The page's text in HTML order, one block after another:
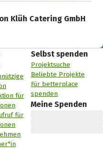
Klüh Catering GmbH
für
für
Selbst spenden
Projektsuche
Beliebte Projekte
Für betterplace
spenden
Meine Spenden